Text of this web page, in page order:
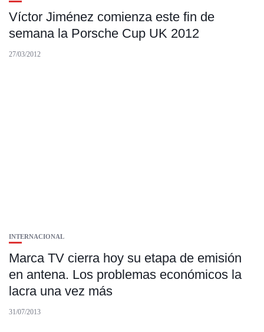
Víctor Jiménez comienza este fin de
semana la Porsche Cup UK 2012
27/03/2012
INTERNACIONAL
Marca TV cierra hoy su etapa de emisión
en antena. Los problemas económicos la
lacra una vez más
31/07/2013